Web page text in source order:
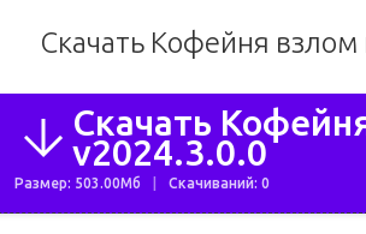
Скачать Кофейня
Скачать
v2024.3.0.0
Размер: 503.00Мб Скачиваний: 0